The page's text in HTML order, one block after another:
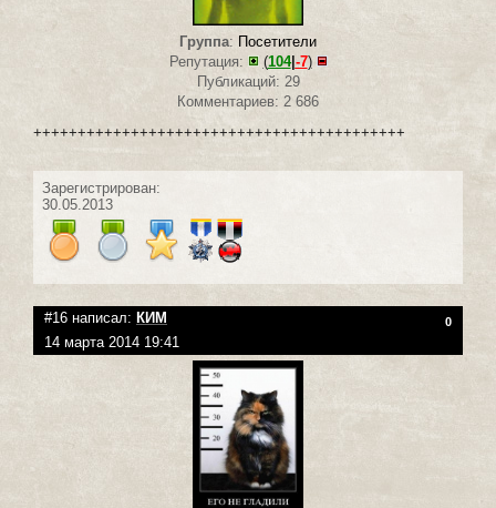
Группа: Посетители
Репутация:
(104| -7)
Публикаций: 29
Комментариев: 2 686
++++++++++++++++++++++++++++++++++++++++++
Зарегистрирован:
30.05.2013
#16 написал: КИМ 0
14 марта 2014 19:41